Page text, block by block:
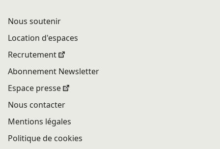
Nous soutenir
Location d'espaces
Recrutement
Abonnement Newsletter
Espace presse
Nous contacter
Mentions légales
Politique de cookies